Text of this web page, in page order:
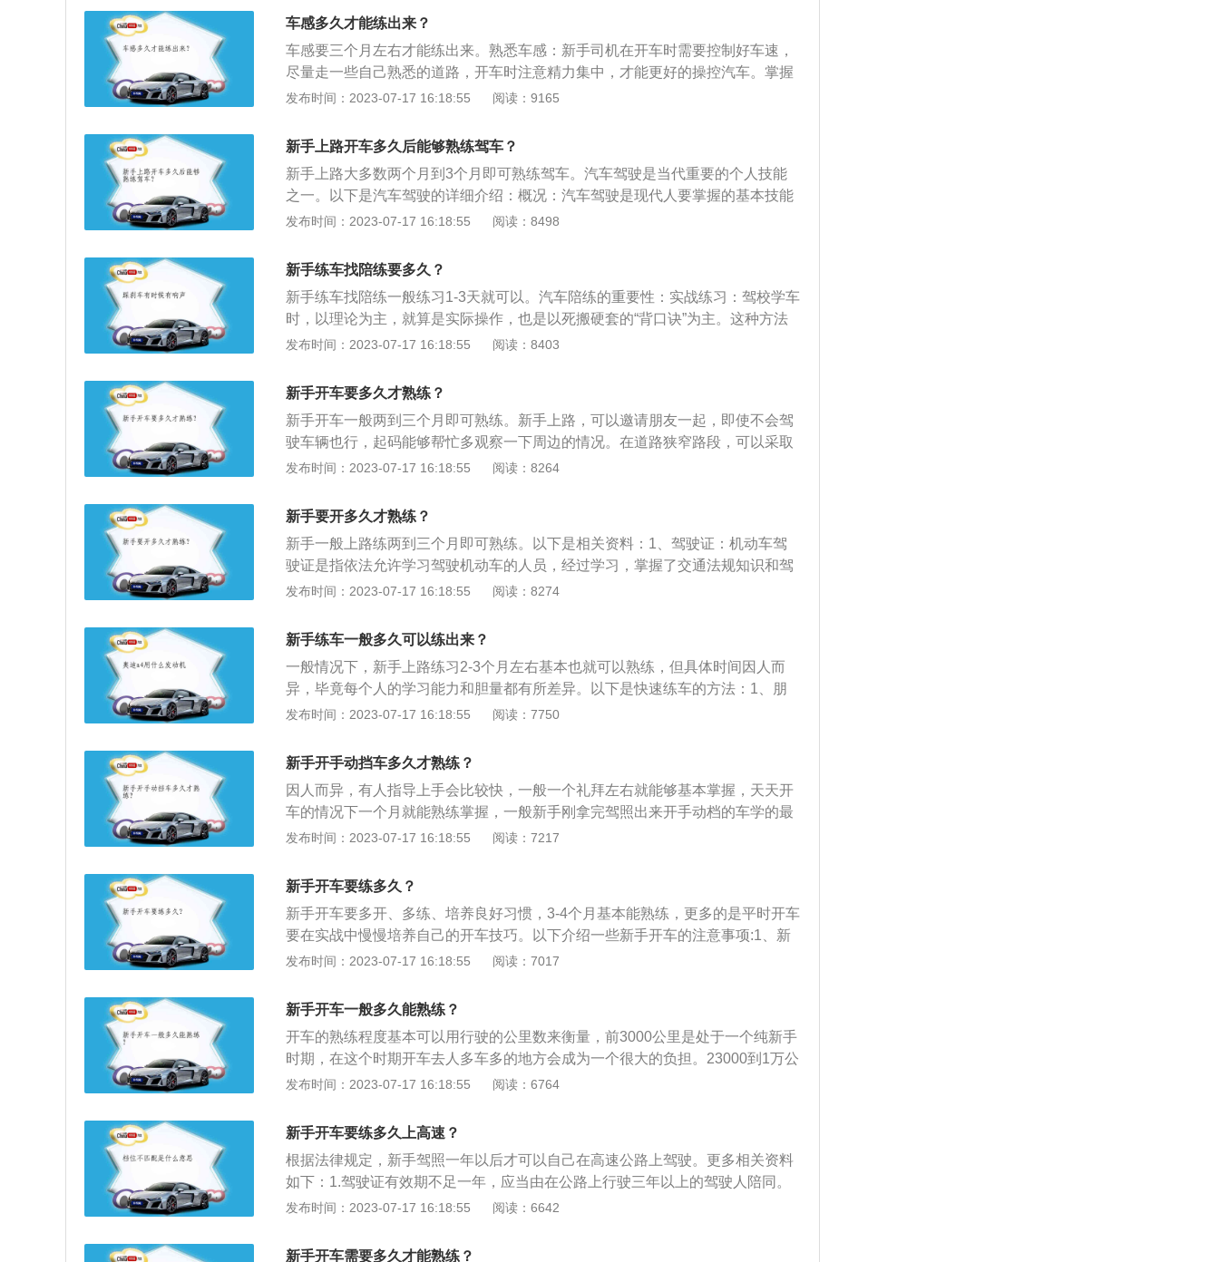
检查，尤其是汽车的性能方面，检查汽车的刹车性能、汽车的胎压以及汽车的灯
光及雨刷，避免在开车过程中出现异常影响正常使用。
车保养。并且每次开车上路前都要先检查车辆的状况。
车感多久才能练出来？
车感要三个月左右才能练出来。熟悉车感：新手司机在开车时需要控制好车速，
尽量走一些自己熟悉的道路，开车时注意精力集中，才能更好的操控汽车。掌握
驾驶技巧：不管是在市区开车或者是在高速上开车，都需要控制好车距，同时通
跟车过程中的驾驶，掌握初步的车感。在转弯过程中车速和方向盘的转动角度相
互配合，多驾驶一段时间就能体会到方向盘转多少车头会到什么位置。
发布时间：2023-07-17 16:18:55 阅读：9165
新手上路开车多久后能够熟练驾车？
新手上路大多数两个月到3个月即可熟练驾车。汽车驾驶是当代重要的个人技能
之一。以下是汽车驾驶的详细介绍：概况：汽车驾驶是现代人要掌握的基本技能
之一。要掌握汽车驾驶（driving-a-motor-vehicle）技术，要求有合格的年龄和身
训和考试。其他：驾驶车辆的许可通过驾驶证的核发实现。这表明获取驾驶证是
一种具有一定格式的行为，必须由专门机关核发。
发布时间：2023-07-17 16:18:55 阅读：8498
新手练车找陪练要多久？
新手练车找陪练一般练习1-3天就可以。汽车陪练的重要性：实战练习：驾校学车
时，以理论为主，就算是实际操作，也是以死搬硬套的“背口诀”为主。这种方法
对于千万变化的道路行驶来说，远远不够。而陪驾相对于驾校学车却大不相同。
学车时本来就比较生疏，而多年没开车，就成了名副其实的“本本族”。这时陪驾
有必要吗的答案就更加肯定。
发布时间：2023-07-17 16:18:55 阅读：8403
新手开车要多久才熟练？
新手开车一般两到三个月即可熟练。新手上路，可以邀请朋友一起，即使不会驾
驶车辆也行，起码能够帮忙多观察一下周边的情况。在道路狭窄路段，可以采取
先尽量靠左、然后再观察右边的方法驾驶，实在不行让朋友帮忙下车看一下。以
转向前一定要看后视镜；左转向主要看左后视镜，右转向主要看右后视镜，左右
转向均须看内后视镜。2、不要盯着车头前方：畅通路上行驶时目光平视100米前
方，不要盯着车头近前方。3、踩离合：通常时速在40公里以上减速不用先踩离
合、待时速减到20公里左右时再踩离合。4、打方向：高速转向慢打方向，低速
转向快打方向。
发布时间：2023-07-17 16:18:55 阅读：8264
新手要开多久才熟练？
新手一般上路练两到三个月即可熟练。以下是相关资料：1、驾驶证：机动车驾
驶证是指依法允许学习驾驶机动车的人员，经过学习，掌握了交通法规知识和驾
驶技术后，经管理部门考试合格，核发许可驾驶某类机动车的法律凭证。2、考
驾驶）等三项。每个科目考试前先要预约（特殊情况可通过驾考绿色通道预
发布时间：2023-07-17 16:18:55 阅读：8274
新手练车一般多久可以练出来？
一般情况下，新手上路练习2-3个月左右基本也就可以熟练，但具体时间因人而
异，毕竟每个人的学习能力和胆量都有所差异。以下是快速练车的方法：1、朋
友陪练：刚开始上路，别说信号灯、指示牌等规则，就连汽车的操纵部件都不
身的紧张感，一方买能得到朋友或陪练的指导，这样有助于更快熟悉道路的情
况。2、熟悉的道路上练车：刚开始练车要循序渐进，在熟悉的道路上练车，心
里的压力会小很多。此时可以利用这段时间去尽快熟悉车内的操作部件、驾驶操
作以及道路的基本情况，熟悉后再到复杂的路况去练习这样会达到事半功倍的效
果。
发布时间：2023-07-17 16:18:55 阅读：7750
新手开手动挡车多久才熟练？
因人而异，有人指导上手会比较快，一般一个礼拜左右就能够基本掌握，天天开
车的情况下一个月就能熟练掌握，一般新手刚拿完驾照出来开手动档的车学的最
快，手动挡的车难点就在于换挡技巧和半离合。新手开车注意事项如下：1、张
八门，比如新手驾驶，请多包涵，新手龟速行驶等，这样的标志被交警看到要处
养：新手上路前一定要按时做汽车保养，并且每次开车上路前都要先检查车辆的
状况，比如最简单的要围着车转一圈，不仅要注意车下面是否有油迹，更要注意
四个轮子的胎压状况，在新手上路开车的过程中也要留意车有没有异常情况，比
异常重要。3、尽量走熟悉的道路：新手开车上路，尽量走平常比较熟悉的道
路，不要走陌生道路，否则很容易迷路或者绕远道，在路上行驶要记好常见的建
筑，这样就能加深对路段的记忆，不会走错路。
发布时间：2023-07-17 16:18:55 阅读：7217
新手开车要练多久？
新手开车要多开、多练、培养良好习惯，3-4个月基本能熟练，更多的是平时开车
要在实战中慢慢培养自己的开车技巧。以下介绍一些新手开车的注意事项:1、新
手上路前一定要按时做汽车保养:每次开车上路前都要先检查车辆的状况。2、异
开车上路时：尽量走平常比较熟悉的道路，不要走陌生的道路，否则很容易迷路
发布时间：2023-07-17 16:18:55 阅读：7017
新手开车一般多久能熟练？
开车的熟练程度基本可以用行驶的公里数来衡量，前3000公里是处于一个纯新手
时期，在这个时期开车去人多车多的地方会成为一个很大的负担。23000到1万公
里，开车的熟练程度会好很多。45万公里以上，开车技术达到非常熟练的程度，
手驾驶，请多包涵；新手龟速行驶等，这样的标志被交警看到要被处罚，应该张
路前一定要按时做汽车保养。并且每次开车上路前都要先检查车辆的状况，比如
最简单地要围着爱车转一圈，不仅要注意车下面是否有油迹，更要注意四个轮子
的胎压状况。在新手上路开车的过程中也要留意爱车有没有异常情况，比如是否
的道路，不要走陌生的道路，否则很容易迷路或者绕远道。在路上行驶，要记好
发布时间：2023-07-17 16:18:55 阅读：6764
新手开车要练多久上高速？
根据法律规定，新手驾照一年以后才可以自己在高速公路上驾驶。更多相关资料
如下：1.驾驶证有效期不足一年，应当由在公路上行驶三年以上的驾驶人陪同。
实习期间，实习者必须在车上张贴实习的标志。否则，将受到惩罚。机动车驾驶
辆。2.根据《机动车驾驶证申领和使用规定》第七十五条：驾驶人在实习期内驾
发布时间：2023-07-17 16:18:55 阅读：6642
新手开车需要多久才能熟练？